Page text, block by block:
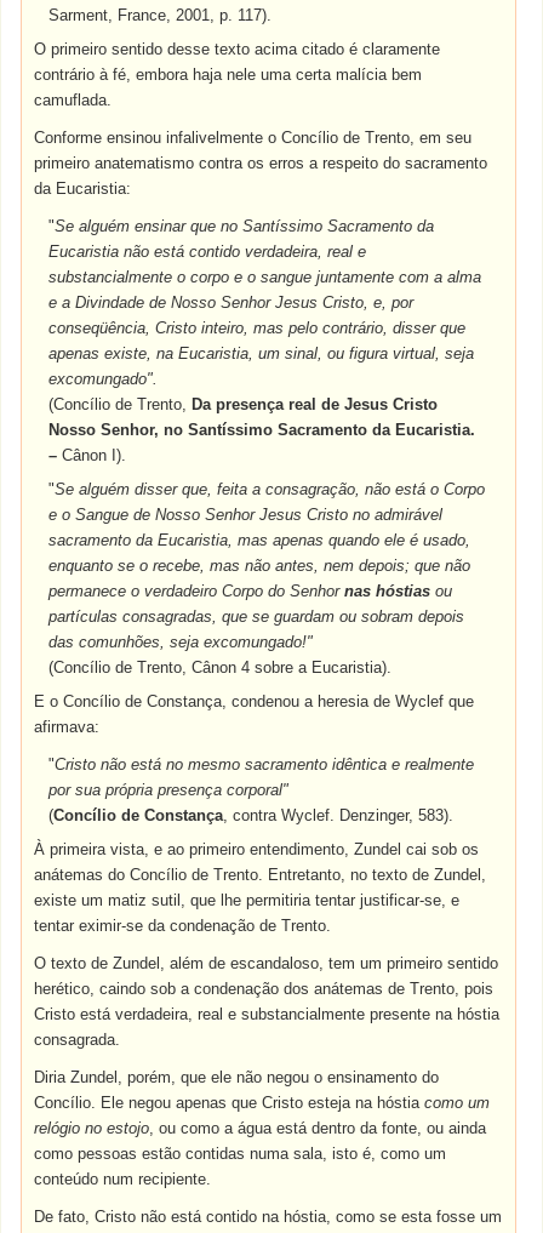
Sarment, France, 2001, p. 117).
O primeiro sentido desse texto acima citado é claramente
contrário à fé, embora haja nele uma certa malícia bem
camuflada.
Conforme ensinou infalivelmente o Concílio de Trento, em seu
primeiro anatematismo contra os erros a respeito do sacramento
da Eucaristia:
"Se alguém ensinar que no Santíssimo Sacramento da
Eucaristia não está contido verdadeira, real e
substancialmente o corpo e o sangue juntamente com a alma
e a Divindade de Nosso Senhor Jesus Cristo, e, por
conseqüência, Cristo inteiro, mas pelo contrário, disser que
apenas existe, na Eucaristia, um sinal, ou figura virtual, seja
excomungado".
(Concílio de Trento, Da presença real de Jesus Cristo
Nosso Senhor, no Santíssimo Sacramento da Eucaristia.
–Cânon I).
"Se alguém disser que, feita a consagração, não está o Corpo
e o Sangue de Nosso Senhor Jesus Cristo no admirável
sacramento da Eucaristia, mas apenas quando ele é usado,
enquanto se o recebe, mas não antes, nem depois; que não
permanece o verdadeiro Corpo do Senhornas hóstiasou
partículas consagradas, que se guardam ou sobram depois
das comunhões, seja excomungado!"
(Concílio de Trento, Cânon 4 sobre a Eucaristia).
E o Concílio de Constança, condenou a heresia de Wyclef que
afirmava:
"Cristo não está no mesmo sacramento idêntica e realmente
por sua própria presença corporal"
(Concílio de Constança, contra Wyclef. Denzinger, 583).
À primeira vista, e ao primeiro entendimento, Zundel cai sob os
anátemas do Concílio de Trento. Entretanto, no texto de Zundel,
existe um matiz sutil, que lhe permitiria tentar justificar-se, e
tentar eximir-se da condenação de Trento.
O texto de Zundel, além de escandaloso, tem um primeiro sentido
herético, caindo sob a condenação dos anátemas de Trento, pois
Cristo está verdadeira, real e substancialmente presente na hóstia
consagrada.
Diria Zundel, porém, que ele não negou o ensinamento do
Concílio. Ele negou apenas que Cristo esteja na hóstiacomo um
relógio no estojo, ou como a água está dentro da fonte, ou ainda
como pessoas estão contidas numa sala, isto é, como um
conteúdo num recipiente.
De fato, Cristo não está contido na hóstia, como se esta fosse um